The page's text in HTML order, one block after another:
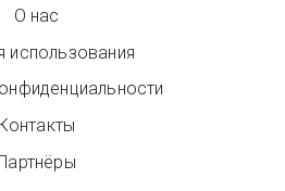
О нас
использования
Контакты